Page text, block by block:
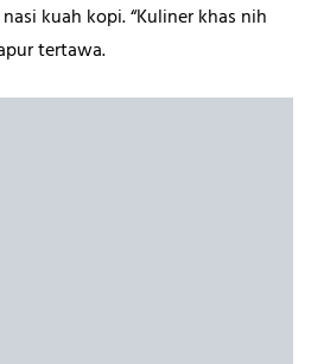
kuah kopi. “Kuliner khas nih
tertawa.